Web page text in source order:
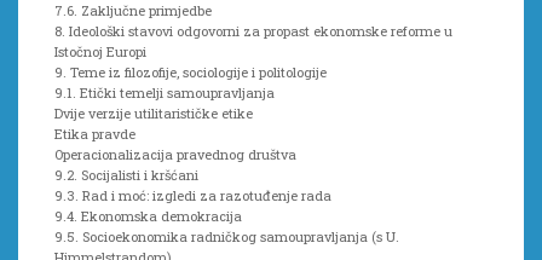
7.6. Zaključne primjedbe
8. Ideološki stavovi odgovorni za propast ekonomske reforme u
Istočnoj Europi
9. Teme iz filozofije, sociologije i politologije
9.1. Etički temelji samoupravljanja
Dvije verzije utilitarističke etike
Etika pravde
Operacionalizacija pravednog društva
9.2. Socijalisti i kršćani
9.3. Rad i moć: izgledi za razotuđenje rada
9.4. Ekonomska demokracija
9.5. Socioekonomika radničkog samoupravljanja (s U.